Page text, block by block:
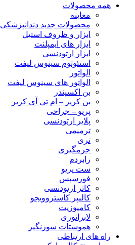
همه محصولات
معاینه
محصولات جدید دندانپزشکی
ابزار و ظروف استیل
ابزار های ایمپلنت
ابزار ارتودنسی
استئوتوم سینوس لیفت
الواتور
الواتور های سینوس لیفت
بن اکسپندر
بن کریر – ام تی آی کریر
پریو – جراحی
پلایر ارتودنسی
ترمیمی
تری
جرمگیری
رابردم
ست پریو
فورسپس
کاتر ارتودنسی
کالیپر کاستروویجو
کامپوزیت
لابراتوری
هموستات سوزنگیر
راه های ارتباطی